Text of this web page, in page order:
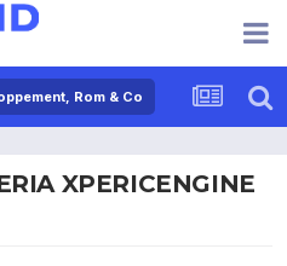
Rom & Co
XPERICENGINE